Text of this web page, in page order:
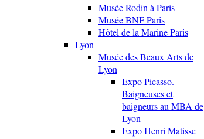
Musée Rodin à Paris
Musée BNF Paris
Hôtel de la Marine Paris
Lyon
Musée des Beaux Arts de
Lyon
Expo Picasso.
Baigneuses et
baigneurs au MBA de
Lyon
Expo Henri Matisse